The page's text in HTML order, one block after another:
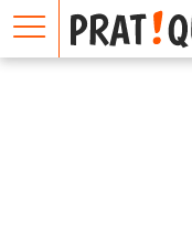
E
m
a